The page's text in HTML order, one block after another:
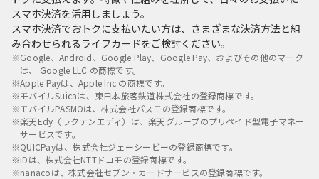
スマホ決済を活用しましょう。
スマホ決済でおトクに支払いたい方は、さまざまな決済方法と組
み合わせられるライフカードをご検討ください。
※Google、Android、Google Play、Google Pay、およびその他のマーク
は、 Google LLC の商標です。
※Apple Payは、Apple Inc.の商標です。
※モバイルSuicaは、東日本旅客鉄道株式会社の登録商標です。
※モバイルPASMOは、株式会社パスモの登録商標です。
※楽天Edy（ラクテンエディ）は、楽天グループのプリペイド型電子マネー
サービスです。
※QUICPayは、株式会社ジェーシービーの登録商標です。
※iDは、株式会社NTTドコモの登録商標です。
※nanacoは、株式会社セブン・カードサービスの登録商標です。